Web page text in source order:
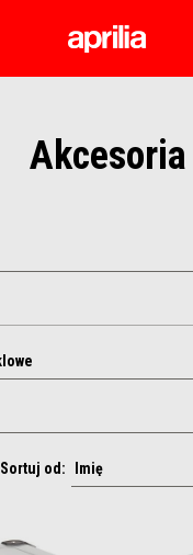
Idź do strony głównej
Akcesoria
Sortuj od: